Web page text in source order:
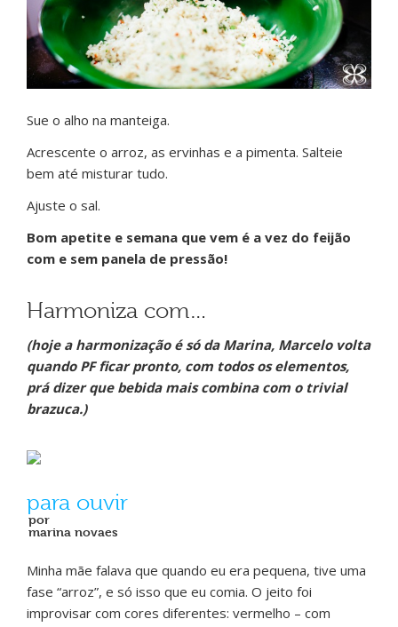
Sue o alho na manteiga.
Acrescente o arroz, as ervinhas e a pimenta. Salteie
bem até misturar tudo.
Ajuste o sal.
Bom apetite e semana que vem é a vez do feijão
com e sem panela de pressão!
Harmoniza com…
(hoje a harmonização é só da Marina, Marcelo volta
quando PF ficar pronto, com todos os elementos,
prá dizer que bebida mais combina com o trivial
brazuca.)
para ouvir
por
marina novaes
Minha mãe falava que quando eu era pequena, tive uma
fase “arroz”, e só isso que eu comia. O jeito foi
improvisar com cores diferentes: vermelho – com